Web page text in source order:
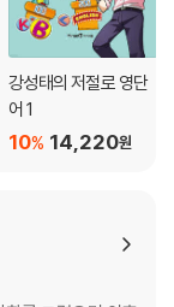
강성태의 저절로 영단
어 1
14,220원
10%